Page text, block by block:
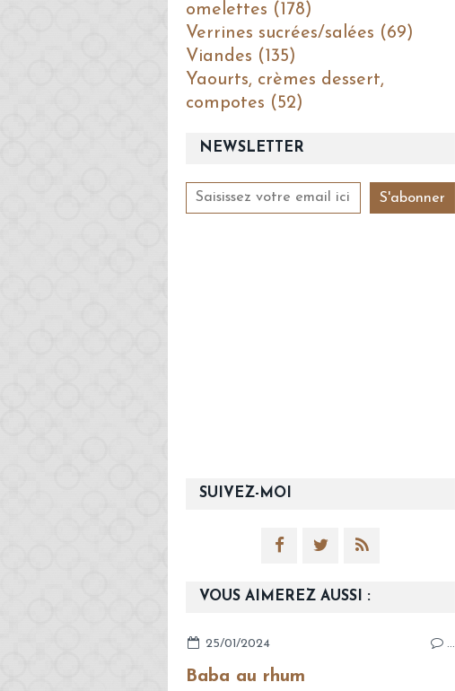
NEWSLETTER
SUIVEZ-MOI
VOUS AIMEREZ AUSSI :
25/01/2024 …
Baba au rhum
omelettes (178)
Verrines sucrées/salées (69)
Viandes (135)
Yaourts, crèmes dessert,
compotes (52)